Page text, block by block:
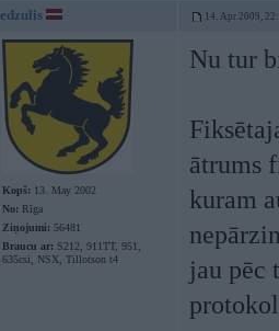
edzulis 14. Apr 2009,
Kopš: 13. May 2002
No: Rīga
Ziņojumi: 56481
Braucu ar: S212, 911TT, 951,
635csi, NSX, Tillotson t4
Nu tur
ātrums
kuram
jau pēc